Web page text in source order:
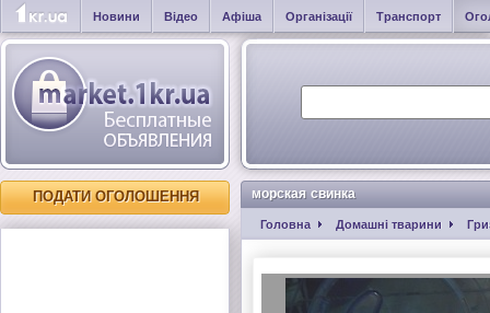
Новини Відео Афіша Організації Транспорт
ПОДАТИ ОГОЛОШЕННЯ морская свинка
Головна Домашні тварини